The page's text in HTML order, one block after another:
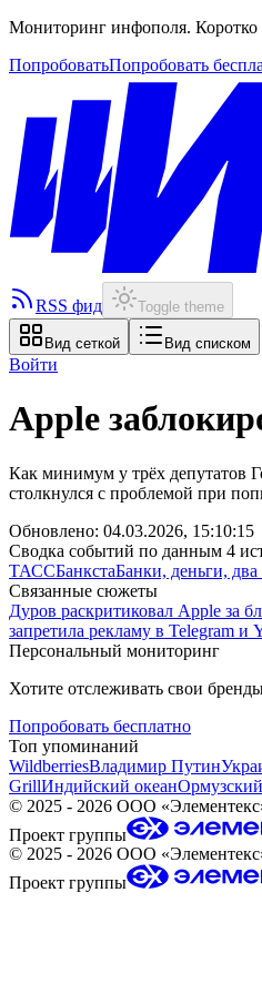
Мониторинг инфополя. Коротко
ПопробоватьПопробовать
RSS фид Toggle theme
Вид сеткой Вид списком
Войти
Apple
Как минимум у трёх депутатов
столкнулся с проблемой при
Обновлено: 04.03.2026, 15:10:15
Сводка событий по данным 4
ТАССБанкстаБанки, деньги,
Связанные сюжеты
Дуров раскритиковал Apple за
запретила рекламу в Telegram и
Персональный мониторинг
Хотите отслеживать свои
Попробовать бесплатно
Топ упоминаний
WildberriesВладимир Путин
GrillИндийский океан
© 2025 - 2026 ООО
Проект группы
© 2025 - 2026 ООО
Проект группы